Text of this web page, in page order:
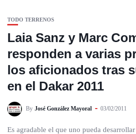
TODO TERRENOS
Laia Sanz y Marc
responden a varias
los aficionados tras
en el Dakar 2011
By José González Mayoral 03/02/2011
Es agradable el que uno pueda